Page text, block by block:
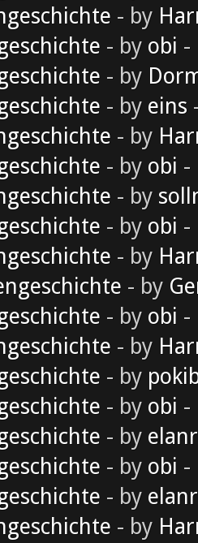
- by
- by obi -
- by
- by eins
- by
- by obi -
- by
- by obi -
- by
- by
- by obi -
- by
- by
- by obi -
- by
- by obi -
- by
- by